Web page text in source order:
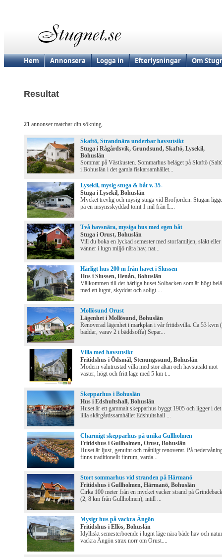
Hem Annonsera Logga in Efterlysningar Om
Resultat
21 annonser matchar din sökning.
Skaftö, Strandnära underbar havsutsikt
Stuga i Rågårdsvik, Grundsund, Skaftö, Lysekil,
Bohuslän
Sommar på Västkusten. Sommarhus beläget på Skaftö
i Bohuslän i det gamla fiskarsamhället...
Lysekil, mysig stuga & båt v. 35-
Stuga i Lysekil, Bohuslän
Mycket trevlig och mysig stuga vid Brofjorden. Stugan
på en insynsskyddad tomt 1 mil från L...
Två havsnära, mysiga hus med egen båt
Stuga i Orust, Bohuslän
Vill du boka en lyckad semester med storfamiljen, släkt eller
vänner i lugn miljö nära hav, nat...
Härligt hus 200 m från havet i Slussen
Hus i Slussen, Henån, Bohuslän
Välkommen till det härliga huset Solbacken som är högt
med ett lugnt, skyddat och soligt ...
Mollösund Orust
Lägenhet i Mollösund, Bohuslän
Renoverad lägenhet i markplan i vår fritidsvilla. Ca 53 kvm
bäddar, varav 2 i bäddsoffa) Separ...
Villa med havsutsikt
Fritidshus i Ödsmål, Stenungssund, Bohuslän
Modern välutrustad villa med stor altan och havsutsikt mot
väster, högt och fritt läge med 5 km t...
Skepparhus i Bohuslän
Hus i Edshultshall, Bohuslän
Huset är ett gammalt skepparhus byggt 1905 och ligger i det
lilla skärgårdssamhället Edshultshall ...
Charmigt skepparhus på unika Gullholmen
Fritidshus i Gullholmen, Orust, Bohuslän
Huset är ljust, genuint och måttligt renoverat. På
finns traditionellt finrum, varda...
Stort sommarhus vid stranden på Härmanö
Fritidshus i Gullholmen, Härmanö, Bohuslän
Cirka 100 meter från en mycket vacker strand på
(2, 8 km från Gullholmen), intill ...
Mysigt hus på vackra Ängön
Fritidshus i Ellös, Bohuslän
Idylliskt semesterboende i lugnt läge nära både hav och
vackra Ängön strax norr om Orust....